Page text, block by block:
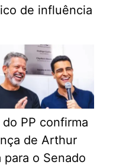
de influência
do PP confirma
de Arthur
para o Senado